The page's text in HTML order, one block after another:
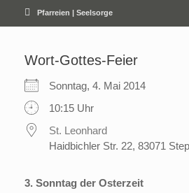
Pfarreien | Seelsorge
Wort-Gottes-Feier
Sonntag, 4. Mai 2014
10:15 Uhr
St. Leonhard
Haidbichler Str. 22, 83071
3. Sonntag der Osterzeit